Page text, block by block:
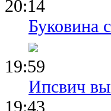
20:14
Буковина
19:59
Ипсвич
19:43